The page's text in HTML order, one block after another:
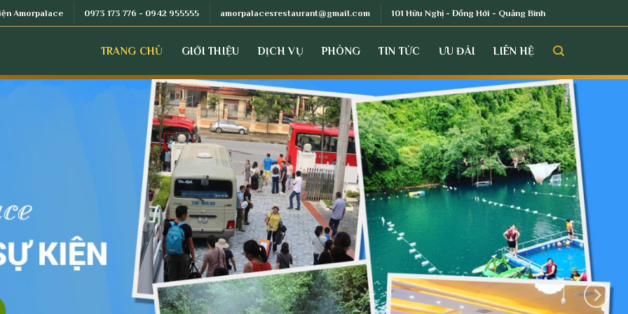
Amorpalace 0973 173 776 - 0942 955555 amorpalacesrestaurant@gmail.com 101 Hữu Nghị - Đồng Hới - Quảng Bình
TRANG CHỦ GIỚI THIỆU DỊCH VỤ PHÒNG TIN TỨC ƯU ĐÃI LIÊN HỆ